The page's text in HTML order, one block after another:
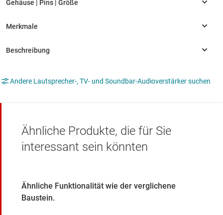
Andere Lautsprecher-, TV- und Soundbar-Audioverstärker suchen
Ähnliche Produkte, die für Sie
interessant sein könnten
Ähnliche Funktionalität wie der verglichene
Baustein.